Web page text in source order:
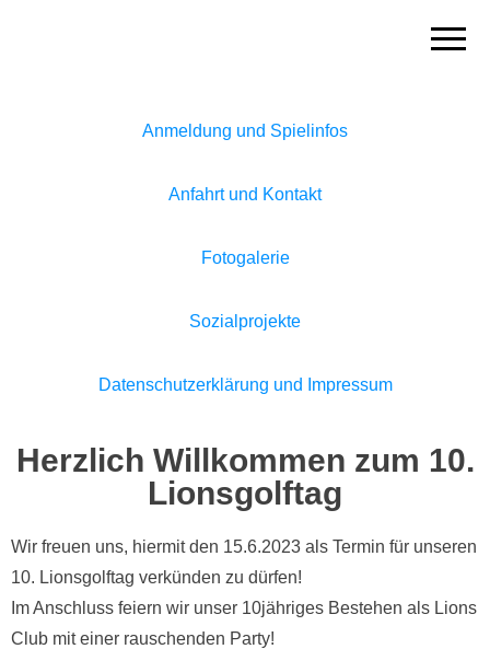
Anmeldung und Spielinfos
Anfahrt und Kontakt
Fotogalerie
Sozialprojekte
Datenschutzerklärung und Impressum
Herzlich Willkommen zum 10.
Lionsgolftag
Wir freuen uns, hiermit den 15.6.2023 als Termin für unseren
10. Lionsgolftag verkünden zu dürfen!
Im Anschluss feiern wir unser 10jähriges Bestehen als Lions
Club mit einer rauschenden Party!